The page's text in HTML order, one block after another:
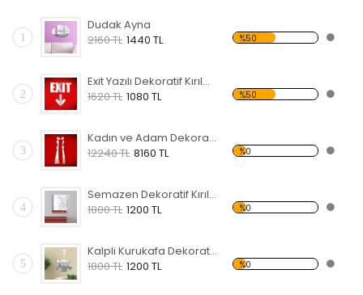
1
Dudak Ayna
2160 TL 1440 TL %50
2
Exit Yazılı Dekoratif Kırılmaz Ayna
1620 TL 1080 TL %50
3
Kadın ve Adam Dekoratif Kırılmaz Ayna
12240 TL 8160 TL %0
4
Semazen Dekoratif Kırılmaz Ayna
1800 TL 1200 TL %0
5
Kalpli Kurukafa Dekoratif Kırılmaz Ayna
1800 TL 1200 TL %0